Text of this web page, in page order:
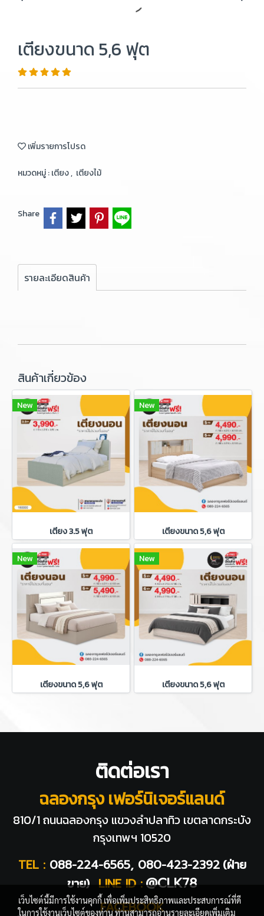
เตียงขนาด 5,6 ฟุต
เพิ่มรายการโปรด
หมวดหมู่ :เตียง, เตียงไม้
Share
รายละเอียดสินค้า
สินค้าเกี่ยวข้อง
New
เตียง 3.5 ฟุต
New
เตียงขนาด 5,6 ฟุต
New
เตียงขนาด 5,6 ฟุต
New
เตียงขนาด 5,6 ฟุต
ติดต่อเรา
ฉลองกรุง เฟอร์นิเจอร์แลนด์
810/1 ถนนฉลองกรุง แขวงลำปลาทิว เขตลาดกระบัง
กรุงเทพฯ 10520
TEL : 088-224-6565, 080-423-2392 (ฝ่าย
ขาย) LINE ID : @CLK78
FACEBOOK
เว็บไซต์นี้มีการใช้งานคุกกี้ เพื่อเพิ่มประสิทธิภาพและประสบการณ์ที่ดี
ในการใช้งานเว็บไซต์ของท่าน ท่านสามารถอ่านรายละเอียดเพิ่มเติม